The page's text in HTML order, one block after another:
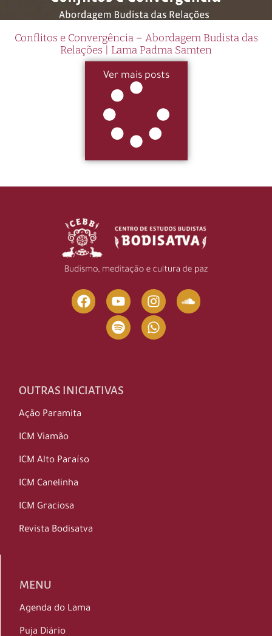
Conflitos e Convergência – Abordagem Budista das
Relações | Lama Padma Samten
Ver mais posts
OUTRAS INICIATIVAS
Ação Paramita
ICM Viamão
ICM Alto Paraíso
ICM Canelinha
ICM Graciosa
Revista Bodisatva
MENU
Agenda do Lama
Puja Diário